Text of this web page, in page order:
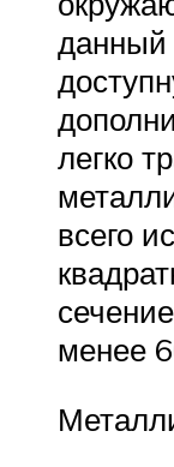
данный
легко
всего
менее